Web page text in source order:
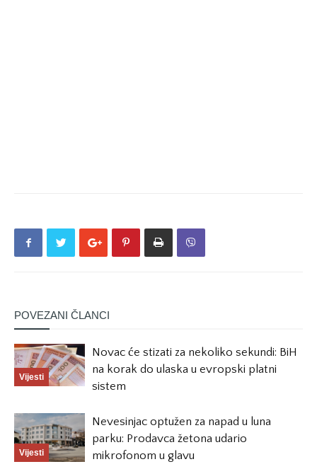
POVEZANI ČLANCI
Vijesti
Novac će stizati za nekoliko sekundi: BiH
na korak do ulaska u evropski platni
sistem
Vijesti
Nevesinjac optužen za napad u luna
parku: Prodavca žetona udario
mikrofonom u glavu